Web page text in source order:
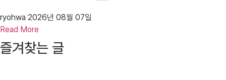
ryohwa 2026년 08월 07일
Read More
즐겨찾는 글